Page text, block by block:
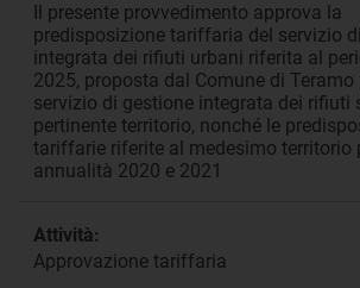
Il presente provvedimento approva la
predisposizione tariffaria del servizio
integrata dei rifiuti urbani riferita al
2025, proposta dal Comune di Teramo
servizio di gestione integrata dei rifiuti
pertinente territorio, nonché le
tariffarie riferite al medesimo territorio
annualità 2020 e 2021
Attività:
Approvazione tariffaria